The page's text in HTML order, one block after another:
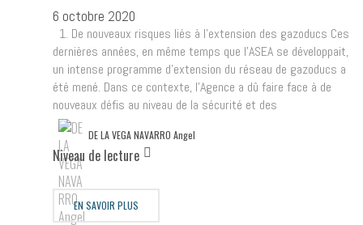
6 octobre 2020
1. De nouveaux risques liés à l’extension des gazoducs Ces
dernières années, en même temps que l’ASEA se développait,
un intense programme d’extension du réseau de gazoducs a
été mené. Dans ce contexte, l’Agence a dû faire face à de
nouveaux défis au niveau de la sécurité et des
DE LA VEGA NAVARRO Angel
Niveau de lecture
EN SAVOIR PLUS